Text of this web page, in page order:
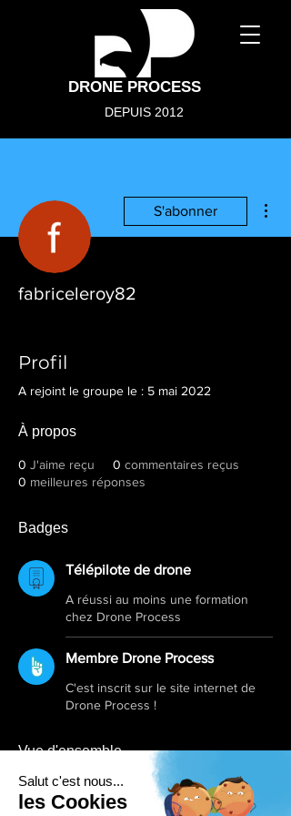
DRONE PROCESS
DEPUIS 2012
S'abonner
fabriceleroy82
Profil
A rejoint le groupe le : 5 mai 2022
À propos
0 J'aime reçu 0 commentaires reçus
0 meilleures réponses
Badges
Télépilote de drone
A réussi au moins une formation
chez Drone Process
Membre Drone Process
C'est inscrit sur le site internet de
Drone Process !
Vue d'ensemble
Prénom